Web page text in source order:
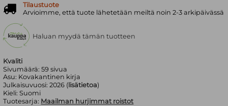
Kvaliti
Sivumäärä:59 sivua
Asu: Kovakantinen kirja
Julkaisuvuosi:2026 ( lisätietoa)
Kieli:Suomi
Tuotesarja: Maailman hurjimmat roistot
Tilaustuote
Arvioimme, että tuote lähetetään meiltä noin 2-3 arkipäivässä
Haluan myydä tämän tuotteen